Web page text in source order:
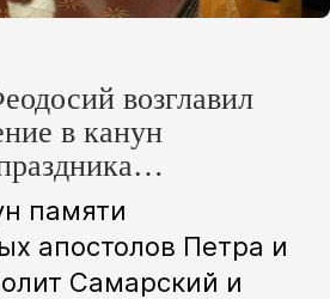
возглавил
в канун
храма г. Самары
памяти
апостолов Петра и
Самарский и